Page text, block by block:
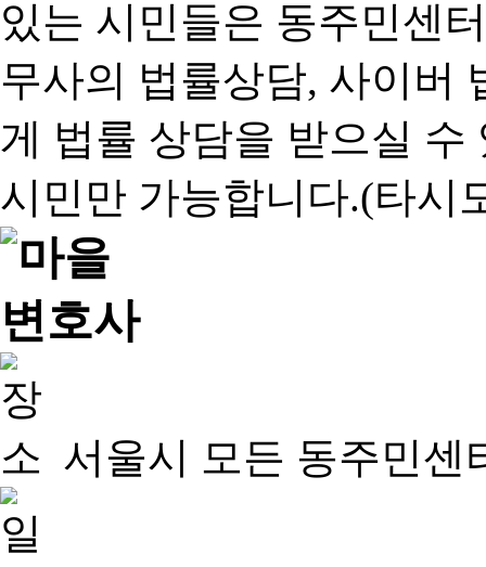
서울시 모든 동주민센